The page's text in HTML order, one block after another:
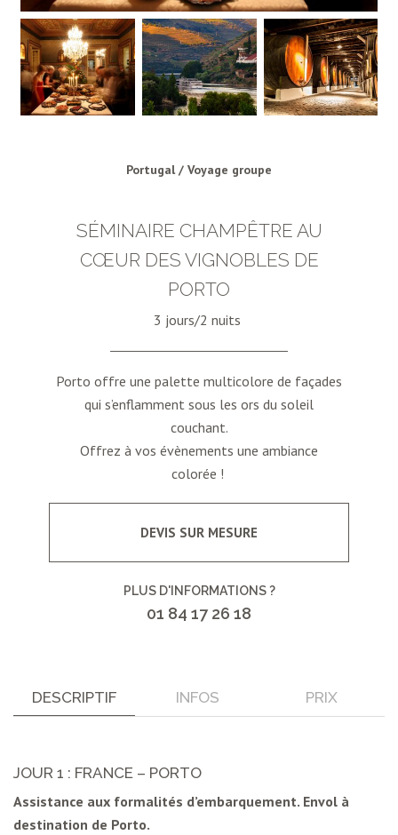
Portugal / Voyage groupe
SÉMINAIRE CHAMPÊTRE AU
CŒUR DES VIGNOBLES DE
PORTO
3 jours/2 nuits
Porto offre une palette multicolore de façades
qui s’enflamment sous les ors du soleil
couchant.
Offrez à vos évènements une ambiance
colorée !
DEVIS SUR MESURE
PLUS D'INFORMATIONS ?
01 84 17 26 18
DESCRIPTIF INFOS PRIX
JOUR 1 : FRANCE – PORTO
Assistance aux formalités d’embarquement. Envol à
destination de Porto.